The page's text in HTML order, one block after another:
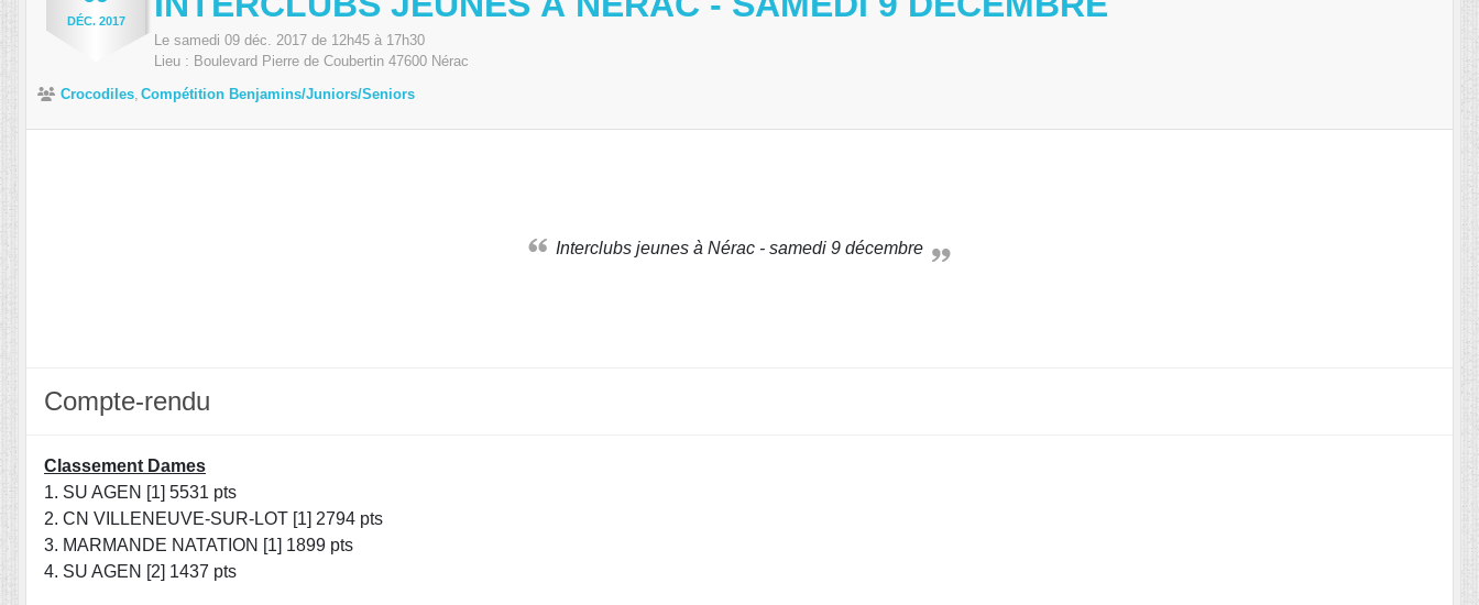
DÉC. 2017
Le samedi 09 déc. 2017 de 12h45 à 17h30
Lieu : Boulevard Pierre de Coubertin 47600 Nérac
Crocodiles Compétition Benjamins/Juniors/Seniors
Interclubs jeunes à Nérac - samedi 9 décembre
Compte-rendu
Classement Dames
1. SU AGEN [1] 5531 pts
2. CN VILLENEUVE-SUR-LOT [1] 2794 pts
3. MARMANDE NATATION [1] 1899 pts
4. SU AGEN [2] 1437 pts